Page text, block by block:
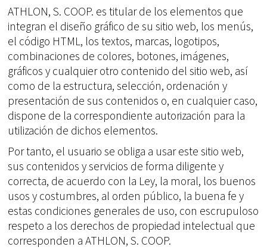
ATHLON, S. COOP. es titular de los elementos que
integran el diseño gráfico de su sitio web, los menús,
el código HTML, los textos, marcas, logotipos,
combinaciones de colores, botones, imágenes,
gráficos y cualquier otro contenido del sitio web, así
como de la estructura, selección, ordenación y
presentación de sus contenidos o, en cualquier caso,
dispone de la correspondiente autorización para la
utilización de dichos elementos.
Por tanto, el usuario se obliga a usar este sitio web,
sus contenidos y servicios de forma diligente y
correcta, de acuerdo con la Ley, la moral, los buenos
usos y costumbres, al orden público, la buena fe y
estas condiciones generales de uso, con escrupuloso
respeto a los derechos de propiedad intelectual que
corresponden a ATHLON, S. COOP.